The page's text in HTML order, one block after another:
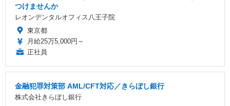
つけませんか
レオンデンタルオフィス八王子院
東京都
月給25万5,000円～
正社員
金融犯罪対策部 AML/CFT対応／きらぼし銀行
株式会社きらぼし銀行